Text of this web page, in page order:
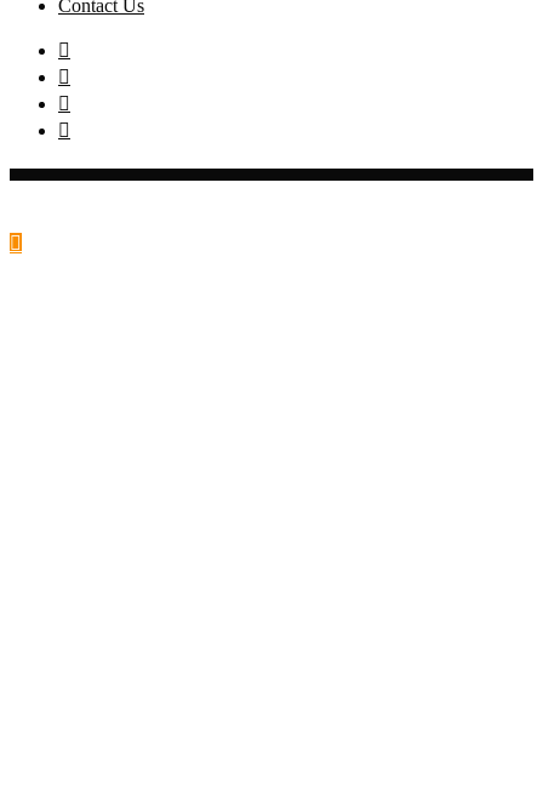
Contact Us
Back
to